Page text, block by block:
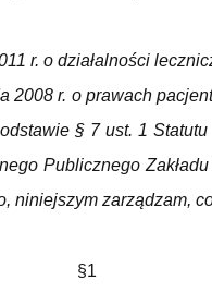
r. o działalności
2008 r. o prawach
§ 7 ust. 1
Publicznego
niniejszym zarządzam,
§1